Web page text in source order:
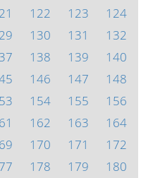
122 123
124
130 131
132
138 139
140
146 147
148
154 155
156
162 163
164
170 171
172
178 179
180